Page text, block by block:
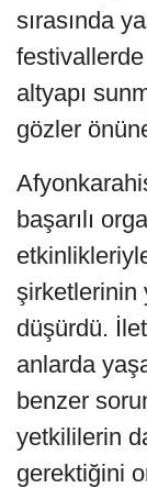
sırasında
altyapı
gözler
başarılı
şirketlerinin
düşürdü.
anlarda
benzer
yetkililerin
gerektiğini